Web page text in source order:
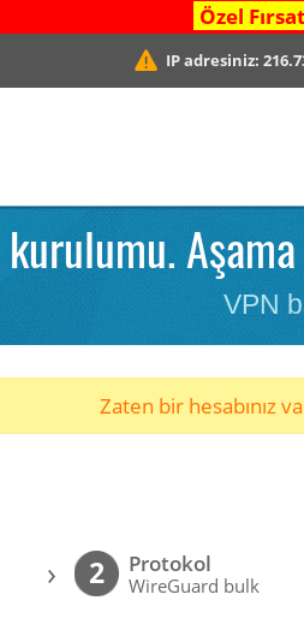
Özel Fırsat
IP adresiniz:
kurulumu.
VPN
Zaten bir hesabınız
› 2 Protokol
WireGuard bulk